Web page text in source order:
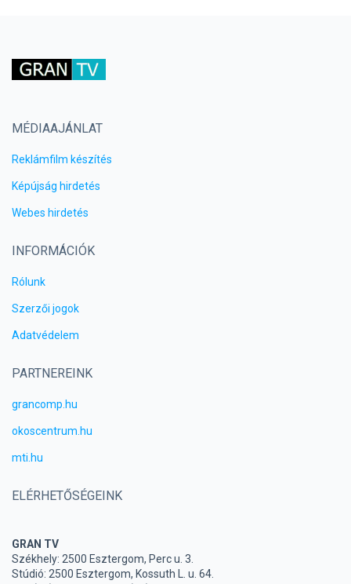
MÉDIAAJÁNLAT
Reklámfilm készítés
Képújság hirdetés
Webes hirdetés
INFORMÁCIÓK
Rólunk
Szerzői jogok
Adatvédelem
PARTNEREINK
grancomp.hu
okoscentrum.hu
mti.hu
ELÉRHETŐSÉGEINK
GRAN TV
Székhely: 2500 Esztergom, Perc u. 3.
Stúdió: 2500 Esztergom, Kossuth L. u. 64.